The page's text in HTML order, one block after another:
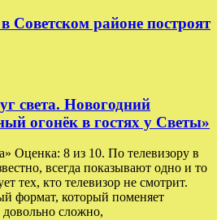
Советском районе построят
света. Новогодний
огонёк в гостях у Светы»
Оценка: 8 из 10. По телевизору в
всегда показывают одно и то
тех, кто телевизор не смотрит.
формат, который поменяет
довольно сложно,